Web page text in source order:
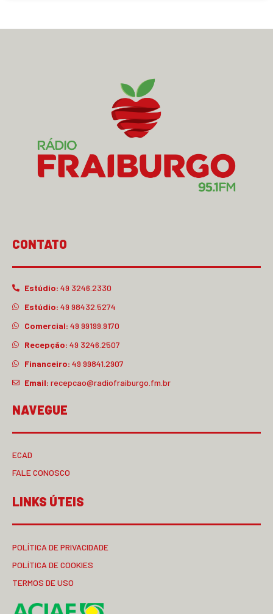
CONTATO
Estúdio: 49 3246.2330
Estúdio: 49 98432.5274
Comercial: 49 99199.9170
Recepção: 49 3246.2507
Financeiro: 49 99841.2907
Email: recepcao@radiofraiburgo.fm.br
NAVEGUE
ECAD
FALE CONOSCO
LINKS ÚTEIS
POLÍTICA DE PRIVACIDADE
POLÍTICA DE COOKIES
TERMOS DE USO